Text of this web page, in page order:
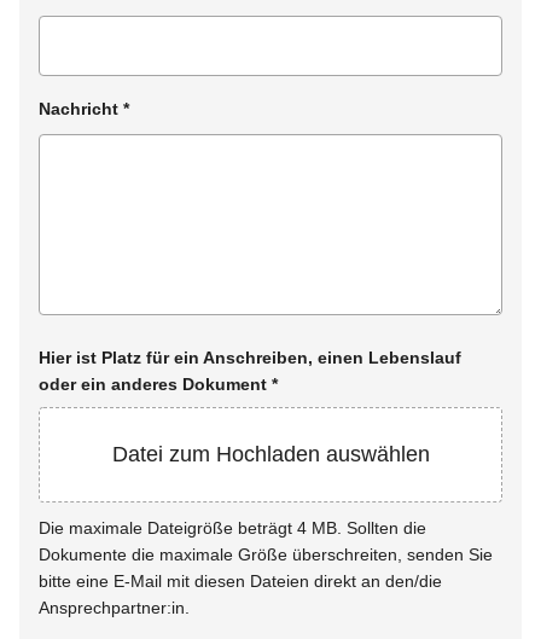
Nachricht *
Hier ist Platz für ein Anschreiben, einen Lebenslauf
oder ein anderes Dokument *
Datei zum Hochladen auswählen
Die maximale Dateigröße beträgt 4 MB. Sollten die
Dokumente die maximale Größe überschreiten, senden Sie
bitte eine E-Mail mit diesen Dateien direkt an den/die
Ansprechpartner:in.